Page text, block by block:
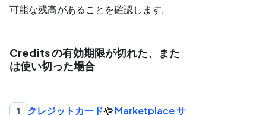
可能な残高があることを確認します。
Credits の有効期限が切れた、また
は使い切った場合
1 クレジットカードやMarketplace サ